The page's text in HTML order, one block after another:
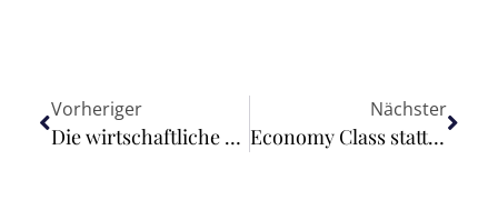
Vorheriger
Die wirtschaftliche Lage in Deutschland im Juli 2024
Nächster
Economy Class statt Premium Economy – Kündigungsrecht?